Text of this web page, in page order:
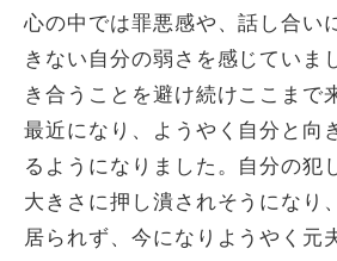
心の中では罪悪感や、話し合い
きない自分の弱さを感じていま
き合うことを避け続けここまで
最近になり、ようやく自分と向
るようになりました。自分の犯
大きさに押し潰されそうになり
居られず、今になりようやく元